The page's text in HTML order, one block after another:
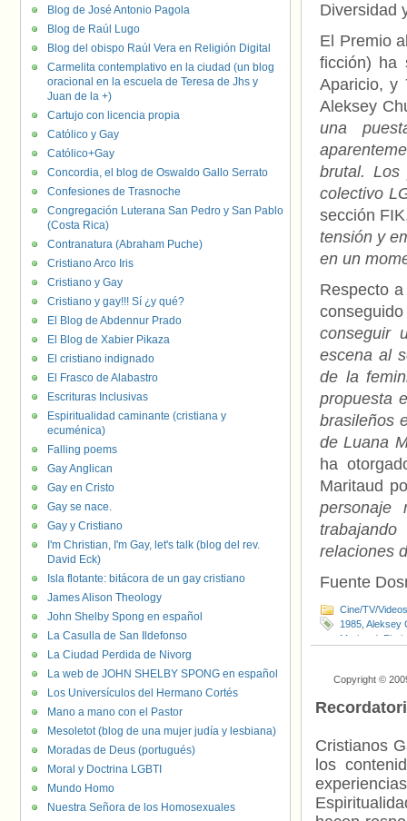
Diversidad
El Premio
ficción) ha
Aparicio, y
Aleksey
una
brutal. Los
colectivo
sección
tensión y
en un
Respecto
conseguir
escena al
de la
propuesta
brasileños
de Luana
ha
Maritaud
relaciones
Fuente
Cine/TV/Videos
1985 Aleksey
Maritaud
Copyright ©
Cristianos
los
Blog de José Antonio Pagola
Blog de Raúl Lugo
Blog del obispo Raúl Vera en Religión Digital
Carmelita contemplativo en la ciudad (un blog
oracional en la escuela de Teresa de Jhs y
Juan de la +)
Cartujo con licencia propia
Católico y Gay
Católico+Gay
Concordia, el blog de Oswaldo Gallo Serrato
Confesiones de Trasnoche
Congregación Luterana San Pedro y San Pablo
(Costa Rica)
Contranatura (Abraham Puche)
Cristiano Arco Iris
Cristiano y Gay
Cristiano y gay!!! Sí ¿y qué?
El Blog de Abdennur Prado
El Blog de Xabier Pikaza
El cristiano indignado
El Frasco de Alabastro
Escrituras Inclusivas
Espiritualidad caminante (cristiana y
ecuménica)
Falling poems
Gay Anglican
Gay en Cristo
Gay se nace.
Gay y Cristiano
I'm Christian, I'm Gay, let's talk (blog del rev.
David Eck)
Isla flotante: bitácora de un gay cristiano
James Alison Theology
John Shelby Spong en español
La Casulla de San Ildefonso
La Ciudad Perdida de Nivorg
La web de JOHN SHELBY SPONG en español
Los Universículos del Hermano Cortés
Mano a mano con el Pastor
Mesoletot (blog de una mujer judía y lesbiana)
Moradas de Deus (portugués)
Moral y Doctrina LGBTI
Mundo Homo
Nuestra Señora de los Homosexuales